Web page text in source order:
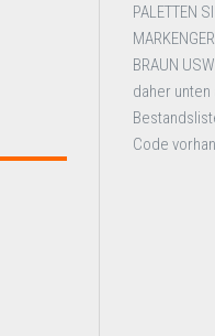
PALETTEN
BRAUN
daher
Code